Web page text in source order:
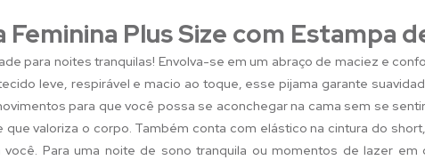
Feminina Plus Size com Estampa
para noites tranquilas! Envolva-se em um abraço de maciez e
leve, respirável e macio ao toque, esse pijama garante
para que você possa se aconchegar na cama sem se
valoriza o corpo. Também conta com elástico na cintura do
Para uma noite de sono tranquila ou momentos de lazer